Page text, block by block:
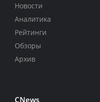
Новости
Аналитика
Рейтинги
Обзоры
Архив
CNews